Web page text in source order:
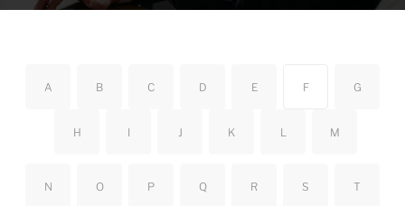
A B C D E F G
H I J K L M
N O P Q R S T